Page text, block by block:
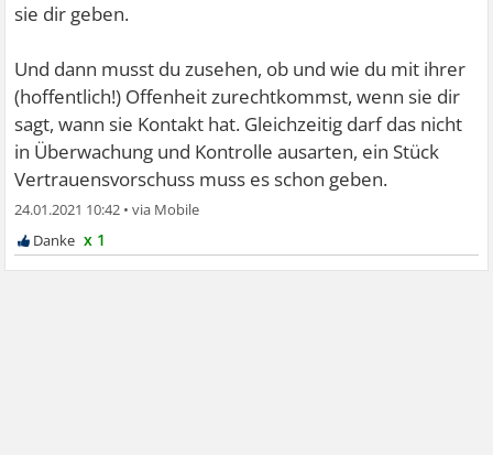
sie dir geben.
Und dann musst du zusehen, ob und wie du mit ihrer
(hoffentlich!) Offenheit zurechtkommst, wenn sie dir
sagt, wann sie Kontakt hat. Gleichzeitig darf das nicht
in Überwachung und Kontrolle ausarten, ein Stück
Vertrauensvorschuss muss es schon geben.
24.01.2021 10:42 •
x 1